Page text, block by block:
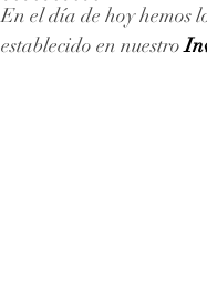
En el día de hoy hemos
establecido en nuestro